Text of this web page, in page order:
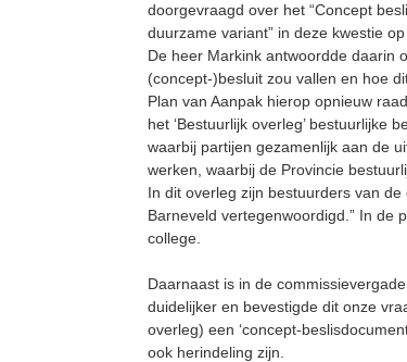
doorgevraagd over het “Concept
duurzame variant” in deze kwestie
De heer Markink antwoordde daarin
(concept-)besluit zou vallen en hoe
Plan van Aanpak hierop opnieuw
het ‘Bestuurlijk overleg’ bestuurlijke
waarbij partijen gezamenlijk aan de
werken, waarbij de Provincie
In dit overleg zijn bestuurders van
Barneveld vertegenwoordigd.” In de
college.
Daarnaast is in de
duidelijker en bevestigde dit onze
overleg) een ‘concept-
ook herindeling zijn.